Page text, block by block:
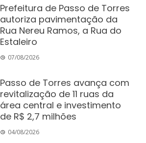
Prefeitura de Passo de Torres
autoriza pavimentação da
Rua Nereu Ramos, a Rua do
Estaleiro
07/08/2026
Passo de Torres avança com
revitalização de 11 ruas da
área central e investimento
de R$ 2,7 milhões
04/08/2026